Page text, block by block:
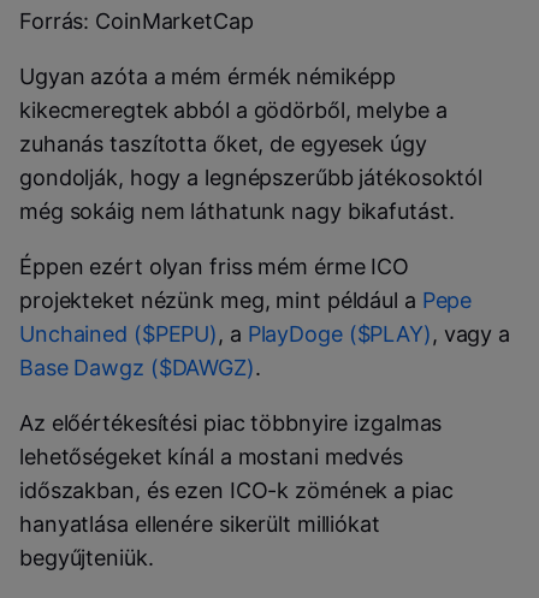
Forrás: CoinMarketCap
Ugyan azóta a mém érmék némiképp
kikecmeregtek abból a gödörből, melybe a
zuhanás taszította őket, de egyesek úgy
gondolják, hogy a legnépszerűbb játékosoktól
még sokáig nem láthatunk nagy bikafutást.
Éppen ezért olyan friss mém érme ICO
projekteket nézünk meg, mint például a Pepe
Unchained ($PEPU), a PlayDoge ($PLAY), vagy a
Base Dawgz ($DAWGZ).
Az előértékesítési piac többnyire izgalmas
lehetőségeket kínál a mostani medvés
időszakban, és ezen ICO-k zömének a piac
hanyatlása ellenére sikerült milliókat
begyűjteniük.